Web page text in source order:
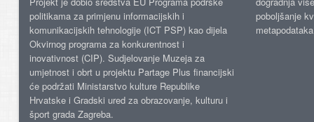
politikama za primjenu informacijskih i
komunikacijskih tehnologije (ICT PSP) kao dijela
Okvirnog programa za konkurentnost i
inovativnost (CIP). Sudjelovanje Muzeja za
umjetnost i obrt u projektu Partage Plus financijski
će podržati Ministarstvo kulture Republike
Hrvatske i Gradski ured za obrazovanje, kulturu i
šport grada Zagreba.
poboljšanje